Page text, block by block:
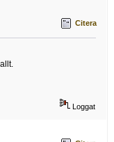
Citera
Loggat